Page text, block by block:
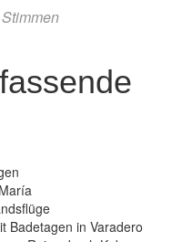
Stimmen
Badetagen in Varadero